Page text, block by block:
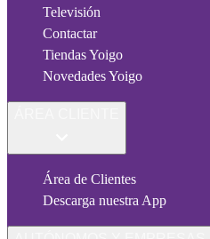
Televisión
Contactar
Tiendas Yoigo
Novedades Yoigo
Área de Clientes
Descarga nuestra App